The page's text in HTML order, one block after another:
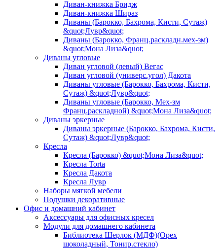
Диван-книжка Бридж
Диван-книжка Шираз
Диваны (Барокко, Бахрома, Кисти, Сутаж)
&quot;Лувр&quot;
Диваны (Барокко, Франц.раскладн.мех-зм)
&quot;Мона Лиза&quot;
Диваны угловые
Диван угловой (левый) Вегас
Диван угловой (универс.угол) Дакота
Диваны угловые (Барокко, Бахрома, Кисти,
Сутаж) &quot;Лувр&quot;
Диваны угловые (Барокко, Мех-зм
Франц.раскладной) &quot;Мона Лиза&quot;
Диваны эркерные
Диваны эркерные (Барокко, Бахрома, Кисти,
Сутаж) &quot;Лувр&quot;
Кресла
Кресла (Барокко) &quot;Мона Лиза&quot;
Кресла Torta
Кресла Дакота
Кресла Лувр
Наборы мягкой мебели
Подушки декоративные
Офис и домашний кабинет
Аксессуары для офисных кресел
Модули для домашнего кабинета
Библиотека Шерлок (МДФ)(Орех
шоколадный, Тонир.стекло)